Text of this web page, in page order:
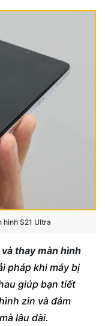
hình S21 Ultra
thay màn hình
pháp khi máy bị
giúp bạn tiết
zin và đảm
lâu dài.